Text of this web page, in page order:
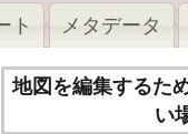
ト メタデータ
地図を編集するた
い